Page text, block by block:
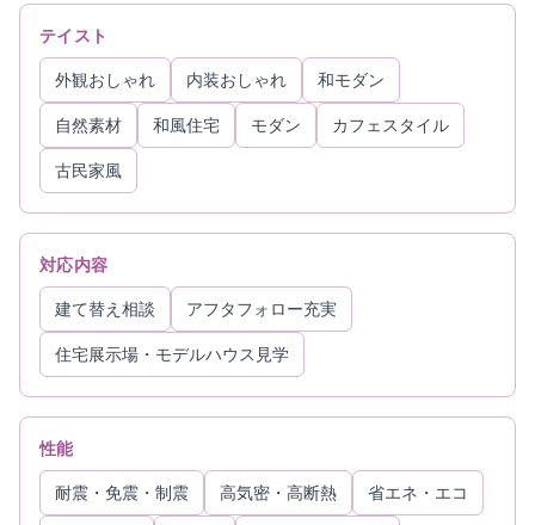
テイスト
外観おしゃれ
内装おしゃれ
和モダン
自然素材
和風住宅 モダン
カフェスタイル
古民家風
対応内容
建て替え相談
アフタフォロー充実
住宅展示場・モデルハウス見学
性能
耐震・免震・制震
高気密・高断熱 省エネ・エコ